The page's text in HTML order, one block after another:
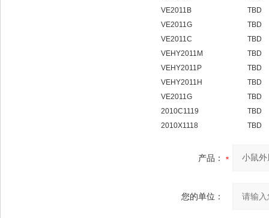
VE2011B
TBD
VE2011G
TBD
VE2011C
TBD
VEHY2011M
TBD
VEHY2011P
TBD
VEHY2011H
TBD
VE2011G
TBD
2010C1119
TBD
2010X1118
TBD
产品：
您的单位：